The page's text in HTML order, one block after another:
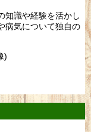
知識や経験を活かし
病気について独自の
)